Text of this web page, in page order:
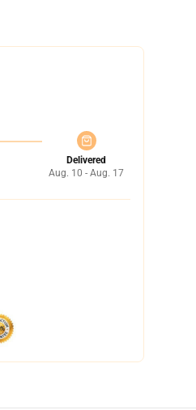
Delivered
Aug. 10 - Aug. 17